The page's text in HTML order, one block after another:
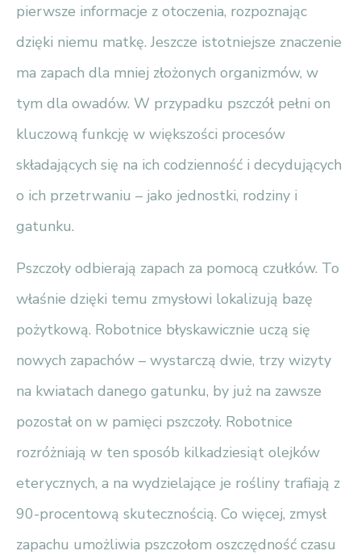
pierwsze informacje z otoczenia, rozpoznając
dzięki niemu matkę. Jeszcze istotniejsze znaczenie
ma zapach dla mniej złożonych organizmów, w
tym dla owadów. W przypadku pszczół pełni on
kluczową funkcję w większości procesów
składających się na ich codzienność i decydujących
o ich przetrwaniu – jako jednostki, rodziny i
gatunku.
Pszczoły odbierają zapach za pomocą czułków. To
właśnie dzięki temu zmysłowi lokalizują bazę
pożytkową. Robotnice błyskawicznie uczą się
nowych zapachów – wystarczą dwie, trzy wizyty
na kwiatach danego gatunku, by już na zawsze
pozostał on w pamięci pszczoły. Robotnice
rozróżniają w ten sposób kilkadziesiąt olejków
eterycznych, a na wydzielające je rośliny trafiają z
90-procentową skutecznością. Co więcej, zmysł
zapachu umożliwia pszczołom oszczędność czasu